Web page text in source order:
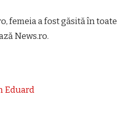
femeia a fost găsită în
News.ro.
Eduard